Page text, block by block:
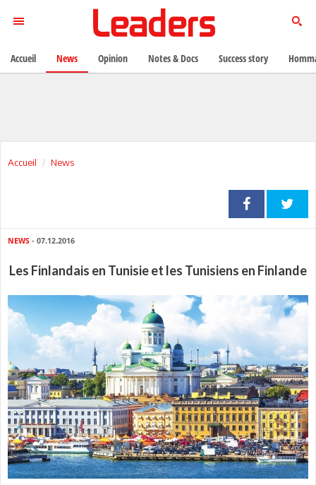
Accueil News
NEWS - 07.12.2016
Les Finlandais en Tunisie et les Tunisiens en Finlande
Accueil News Opinion Notes & Docs Success story